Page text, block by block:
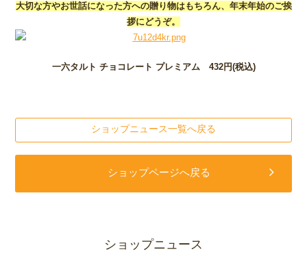
大切な方やお世話になった方への贈り物はもちろん、年末年始のご挨
拶にどうぞ。
一六タルト チョコレート プレミアム 432円(税込)
ショップニュース一覧へ戻る
ショップページへ戻る
ショップニュース